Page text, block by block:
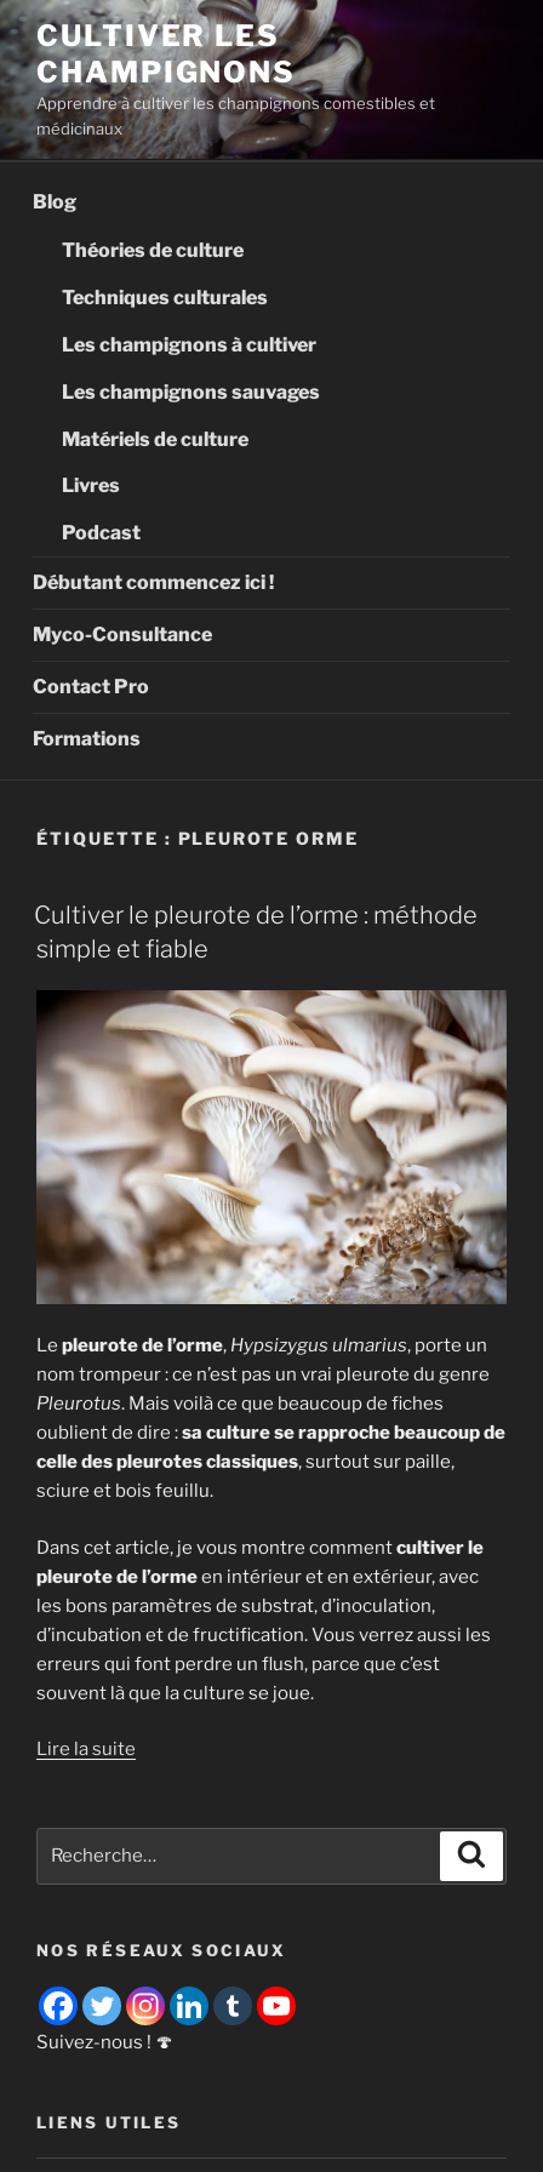
Aller
au
contenu
principal
CULTIVER LES
CHAMPIGNONS
Apprendre à cultiver les champignons comestibles et
médicinaux
Blog
Théories de culture
Techniques culturales
Les champignons à cultiver
Les champignons sauvages
Matériels de culture
Livres
Podcast
Débutant commencez ici !
Myco-Consultance
Contact Pro
Formations
ÉTIQUETTE : PLEUROTE ORME
Cultiver le pleurote de l’orme : méthode
simple et fiable
Le pleurote de l’orme, Hypsizygus ulmarius, porte un
nom trompeur : ce n’est pas un vrai pleurote du genre
Pleurotus. Mais voilà ce que beaucoup de fiches
oublient de dire :sa culture se rapproche beaucoup de
celle des pleurotes classiques, surtout sur paille,
sciure et bois feuillu.
Dans cet article, je vous montre commentcultiver le
pleurote de l’ormeen intérieur et en extérieur, avec
les bons paramètres de substrat, d’inoculation,
d’incubation et de fructification. Vous verrez aussi les
erreurs qui font perdre un flush, parce que c’est
souvent là que la culture se joue.
Lire la suite
NOS RÉSEAUX SOCIAUX
Suivez-nous ! 🍄
LIENS UTILES